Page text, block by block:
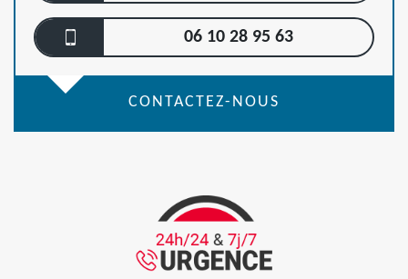
06 10 28 95 63
CONTACTEZ-NOUS